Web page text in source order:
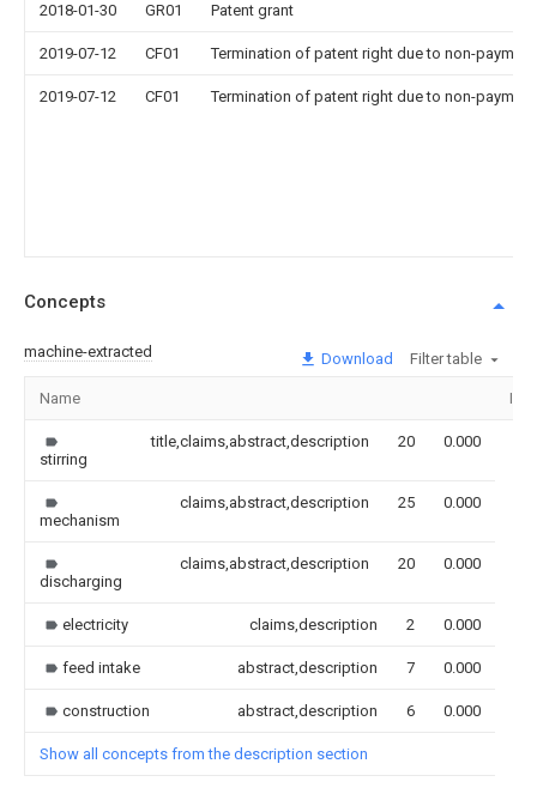
2018-01-30 GR01 Patent grant
2019-07-12 CF01 Termination of patent right due to non-
2019-07-12 CF01 Termination of patent right due to non-
Concepts
machine-extracted Download Filter table
Name
stirring
title,claims,abstract,description 20 0.000
mechanism
claims,abstract,description 25 0.000
discharging
claims,abstract,description 20 0.000
electricity claims,description 2 0.000
feed intake abstract,description 7 0.000
construction abstract,description 6 0.000
Show all concepts from the description section